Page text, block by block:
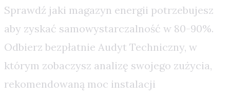
Sprawdź jaki magazyn energii potrzebujesz
aby zyskać samowystarczalność w 80-90%.
Odbierz bezpłatnie Audyt Techniczny, w
którym zobaczysz analizę swojego zużycia,
rekomendowaną moc instalacji